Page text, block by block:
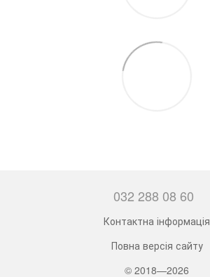
032 288 08 60
Контактна інформація
Повна версія сайту
© 2018—2026